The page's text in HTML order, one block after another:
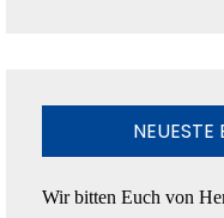
NEUESTE
Wir bitten Euch von